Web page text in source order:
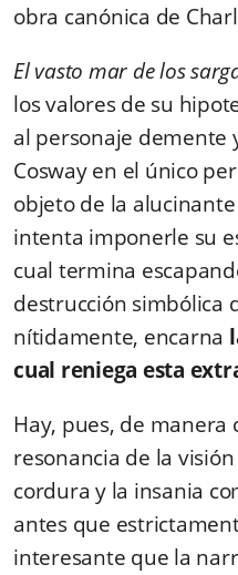
obra canónica de
El vasto mar de los
los valores de su
al personaje demente
Cosway en el único
objeto de la
intenta imponerle su
cual termina
destrucción simbólica
nítidamente, encarna
cual reniega esta
Hay, pues, de manera
resonancia de la
cordura y la insania
antes que
interesante que la